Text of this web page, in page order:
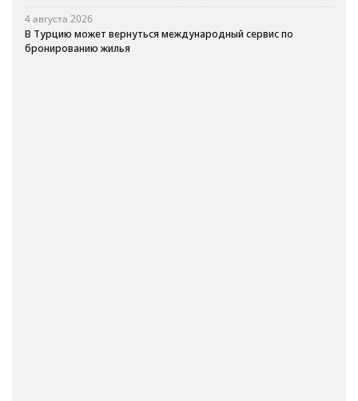
4 августа 2026
В Турцию может вернуться международный сервис по
бронированию жилья